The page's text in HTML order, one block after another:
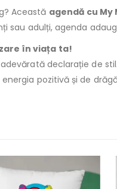
Această agendă cu My
sau adulți, agenda
în viața ta!
declarație de
pozitivă și de